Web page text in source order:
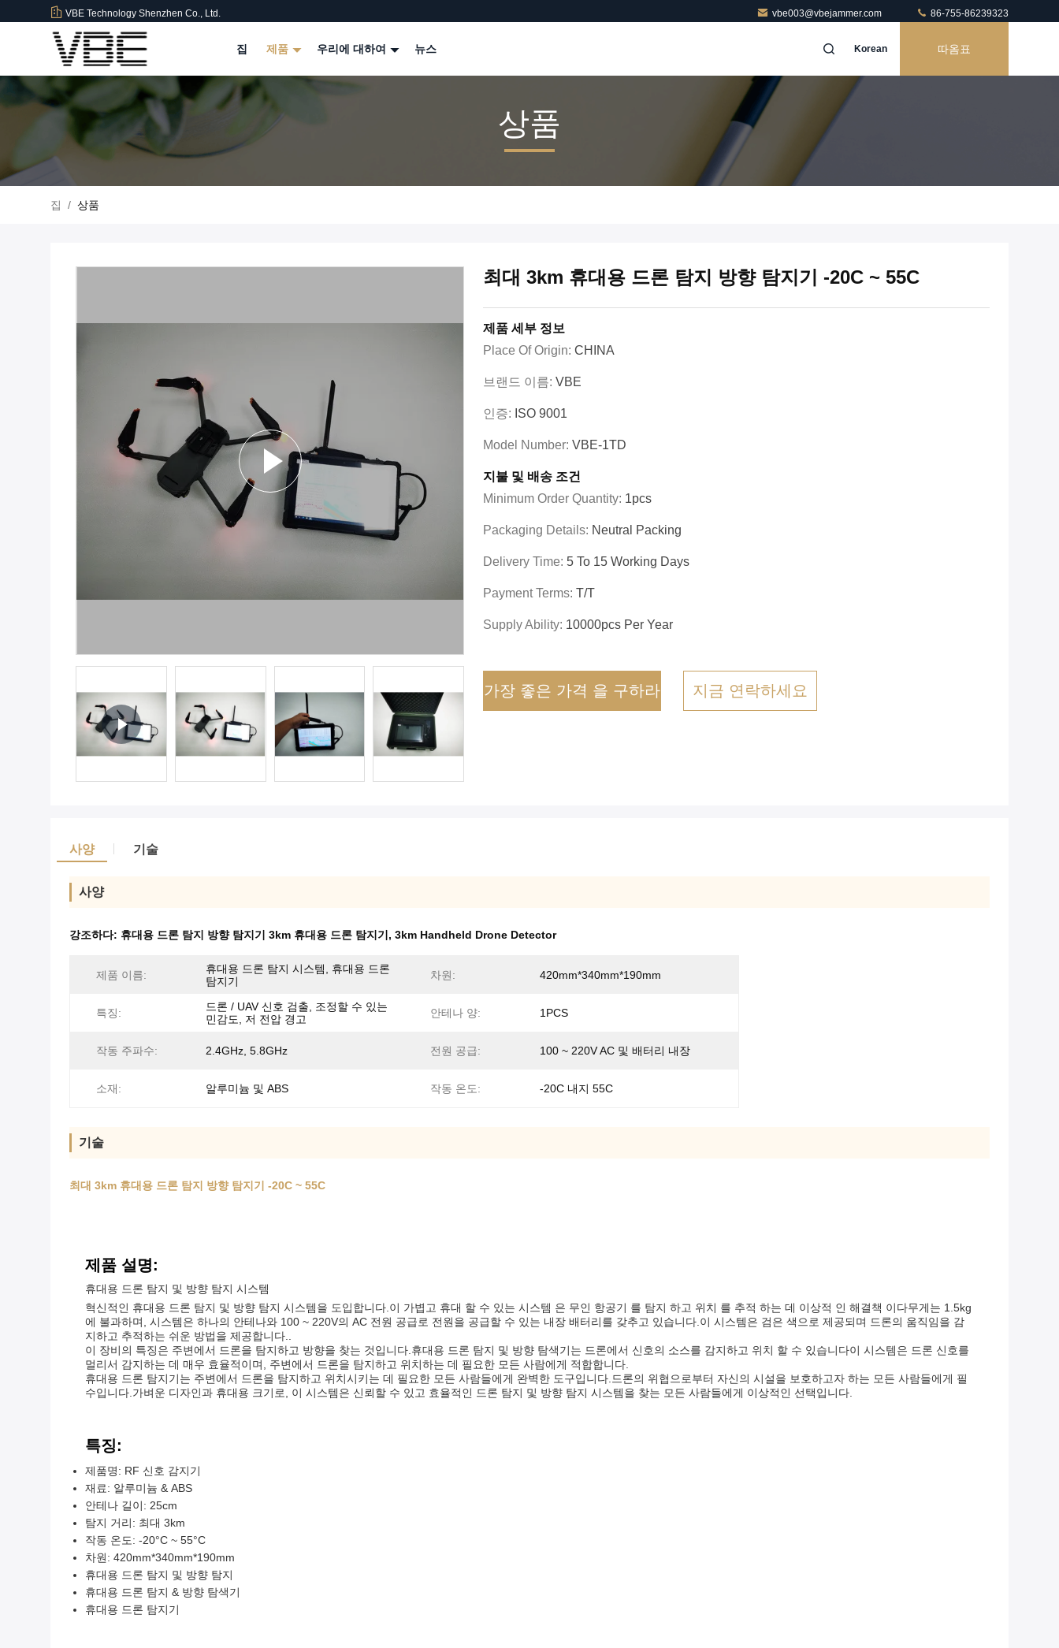
VBE Technology Shenzhen Co., Ltd. vbe003@vbejammer.com 86-755-86239323
집 제품 우리에 대하여 뉴스 Korean 따옴표
상품
집 / 상품
최대 3km 휴대용 드론 탐지 방향 탐지기 -20C ~ 55C
제품 세부 정보
Place Of Origin: CHINA
브랜드 이름: VBE
인증: ISO 9001
Model Number: VBE-1TD
지불 및 배송 조건
Minimum Order Quantity: 1pcs
Packaging Details: Neutral Packing
Delivery Time: 5 To 15 Working Days
Payment Terms: T/T
Supply Ability: 10000pcs Per Year
가장 좋은 가격 을 구하라 지금 연락하세요
사양 기술
사양
강조하다: 휴대용 드론 탐지 방향 탐지기 3km 휴대용 드론 탐지기 , 3km Handheld Drone Detector
제품 이름:
휴대용 드론 탐지 시스템, 휴대용 드론
탐지기
차원: 420mm*340mm*190mm
특징:
드론 / UAV 신호 검출, 조정할 수 있는
민감도, 저 전압 경고
안테나 양: 1PCS
작동 주파수: 2.4GHz, 5.8GHz 전원 공급: 100 ~ 220V AC 및 배터리 내장
소재: 알루미늄 및 ABS 작동 온도: -20C 내지 55C
기술
최대 3km 휴대용 드론 탐지 방향 탐지기 -20C ~ 55C
제품 설명:
휴대용 드론 탐지 및 방향 탐지 시스템
혁신적인 휴대용 드론 탐지 및 방향 탐지 시스템을 도입합니다.이 가볍고 휴대 할 수 있는 시스템 은 무인 항공기 를 탐지 하고 위치 를 추적 하는 데 이상적 인 해결책 이다무게는 1.5kg
에 불과하며, 시스템은 하나의 안테나와 100 ~ 220V의 AC 전원 공급로 전원을 공급할 수 있는 내장 배터리를 갖추고 있습니다.이 시스템은 검은 색으로 제공되며 드론의 움직임을 감
지하고 추적하는 쉬운 방법을 제공합니다..
이 장비의 특징은 주변에서 드론을 탐지하고 방향을 찾는 것입니다.휴대용 드론 탐지 및 방향 탐색기는 드론에서 신호의 소스를 감지하고 위치 할 수 있습니다이 시스템은 드론 신호를
멀리서 감지하는 데 매우 효율적이며, 주변에서 드론을 탐지하고 위치하는 데 필요한 모든 사람에게 적합합니다.
휴대용 드론 탐지기는 주변에서 드론을 탐지하고 위치시키는 데 필요한 모든 사람들에게 완벽한 도구입니다.드론의 위협으로부터 자신의 시설을 보호하고자 하는 모든 사람들에게 필
수입니다.가벼운 디자인과 휴대용 크기로, 이 시스템은 신뢰할 수 있고 효율적인 드론 탐지 및 방향 탐지 시스템을 찾는 모든 사람들에게 이상적인 선택입니다.
특징:
제품명: RF 신호 감지기
재료: 알루미늄 & ABS
안테나 길이: 25cm
탐지 거리: 최대 3km
작동 온도: -20°C ~ 55°C
차원: 420mm*340mm*190mm
휴대용 드론 탐지 및 방향 탐지
휴대용 드론 탐지 & 방향 탐색기
휴대용 드론 탐지기